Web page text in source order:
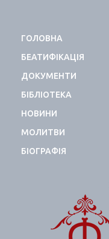
ГОЛОВНА
БЕАТИФІКАЦІЯ
ДОКУМЕНТИ
БІБЛІОТЕКА
НОВИНИ
МОЛИТВИ
БІОГРАФІЯ